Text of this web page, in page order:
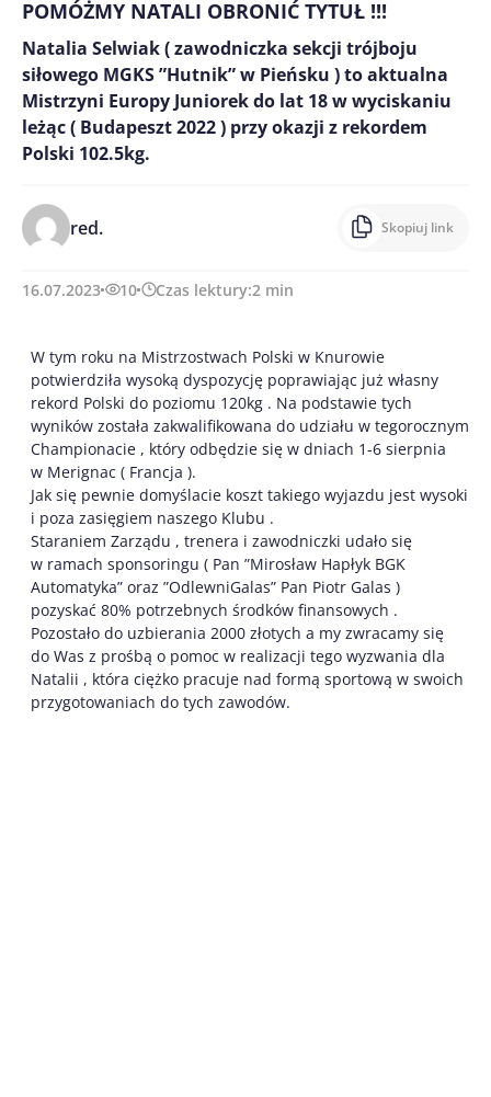
POMÓŻMY NATALI OBRONIĆ TYTUŁ !!!
Natalia Selwiak ( zawodniczka sekcji trójboju
siłowego MGKS ”Hutnik” w Pieńsku ) to aktualna
Mistrzyni Europy Juniorek do lat 18 w wyciskaniu
leżąc ( Budapeszt 2022 ) przy okazji z rekordem
Polski 102.5kg.
red. Skopiuj link
16.07.2023 10 Czas lektury:2 min
W tym roku na Mistrzostwach Polski w Knurowie
potwierdziła wysoką dyspozycję poprawiając już własny
rekord Polski do poziomu 120kg . Na podstawie tych
wyników została zakwalifikowana do udziału w tegorocznym
Championacie , który odbędzie się w dniach 1-6 sierpnia
w Merignac ( Francja ).
Jak się pewnie domyślacie koszt takiego wyjazdu jest wysoki
i poza zasięgiem naszego Klubu .
Staraniem Zarządu , trenera i zawodniczki udało się
w ramach sponsoringu ( Pan ”Mirosław Hapłyk BGK
Automatyka” oraz ”OdlewniGalas” Pan Piotr Galas )
pozyskać 80% potrzebnych środków finansowych .
Pozostało do uzbierania 2000 złotych a my zwracamy się
do Was z prośbą o pomoc w realizacji tego wyzwania dla
Natalii , która ciężko pracuje nad formą sportową w swoich
przygotowaniach do tych zawodów.